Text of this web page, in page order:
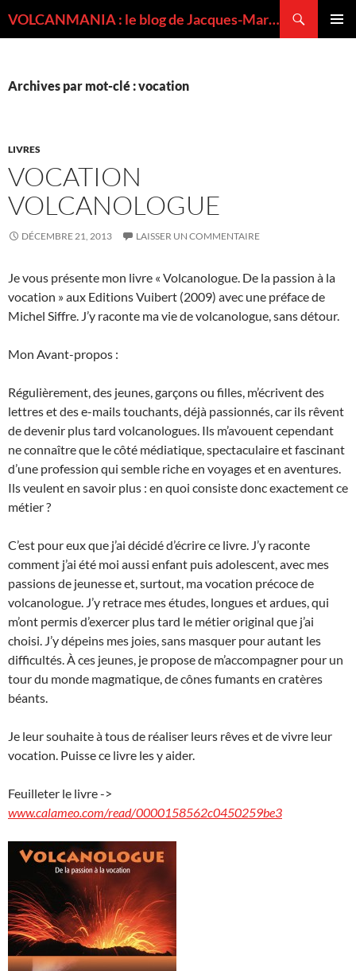
VOLCANMANIA : le blog de Jacques-Marie BARDINTZEFF, volcanologue
Archives par mot-clé : vocation
LIVRES
VOCATION
VOLCANOLOGUE
DÉCEMBRE 21, 2013 LAISSER UN COMMENTAIRE
Je vous présente mon livre « Volcanologue. De la passion à la
vocation » aux Editions Vuibert (2009) avec une préface de
Michel Siffre. J’y raconte ma vie de volcanologue, sans détour.
Mon Avant-propos :
Régulièrement, des jeunes, garçons ou filles, m’écrivent des
lettres et des e-mails touchants, déjà passionnés, car ils rêvent
de devenir plus tard volcanologues. Ils m’avouent cependant
ne connaître que le côté médiatique, spectaculaire et fascinant
d’une profession qui semble riche en voyages et en aventures.
Ils veulent en savoir plus : en quoi consiste donc exactement ce
métier ?
C’est pour eux que j’ai décidé d’écrire ce livre. J’y raconte
comment j’ai été moi aussi enfant puis adolescent, avec mes
passions de jeunesse et, surtout, ma vocation précoce de
volcanologue. J’y retrace mes études, longues et ardues, qui
m’ont permis d’exercer plus tard le métier original que j’ai
choisi. J’y dépeins mes joies, sans masquer pour autant les
difficultés. À ces jeunes, je propose de m’accompagner pour un
tour du monde magmatique, de cônes fumants en cratères
béants.
Je leur souhaite à tous de réaliser leurs rêves et de vivre leur
vocation. Puisse ce livre les y aider.
Feuilleter le livre ->
www.calameo.com/read/0000158562c0450259be3